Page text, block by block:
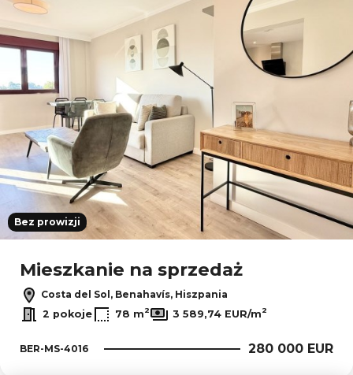
Bez prowizji
Mieszkanie na sprzedaż
Costa del Sol, Benahavís, Hiszpania
2 pokoje
78 m2 3 589,74 EUR/m2
BER-MS-4016 280 000 EUR